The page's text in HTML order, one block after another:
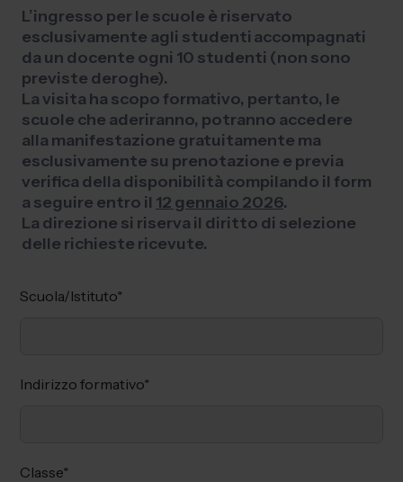
L’ingresso per le scuole è riservato
esclusivamente agli studenti accompagnati
da un docente ogni 10 studenti (non sono
previste deroghe).
La visita ha scopo formativo, pertanto, le
scuole che aderiranno, potranno accedere
alla manifestazione gratuitamente ma
esclusivamente su prenotazione e previa
verifica della disponibilità compilando il form
a seguire entro il 12 gennaio 2026.
La direzione si riserva il diritto di selezione
delle richieste ricevute.
Scuola/Istituto*
Indirizzo formativo*
Classe*